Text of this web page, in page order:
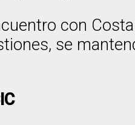
con
se